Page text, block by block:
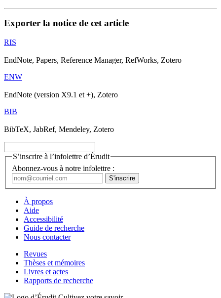
Exporter la notice de cet article
RIS
EndNote, Papers, Reference Manager, RefWorks, Zotero
ENW
EndNote (version X9.1 et +), Zotero
BIB
BibTeX, JabRef, Mendeley, Zotero
S’inscrire à l’infolettre d’Érudit
Abonnez-vous à notre infolettre :
À propos
Aide
Accessibilité
Guide de recherche
Nous contacter
Revues
Thèses et mémoires
Livres et actes
Rapports de recherche